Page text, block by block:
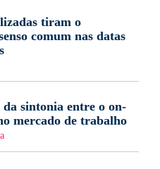
tiram o
comum nas datas
sintonia entre o on-
mercado de trabalho